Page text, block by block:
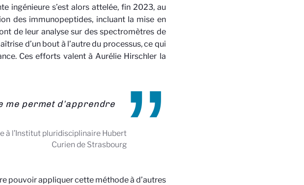
ingénieure s’est alors attelée, fin 2023, au
des immunopeptides, incluant la mise en
de leur analyse sur des spectromètres de
d’un bout à l’autre du processus, ce qui
Ces efforts valent à Aurélie Hirschler la
me permet d’apprendre
à l’Institut pluridisciplinaire Hubert
Curien de Strasbourg
pouvoir appliquer cette méthode à d’autres